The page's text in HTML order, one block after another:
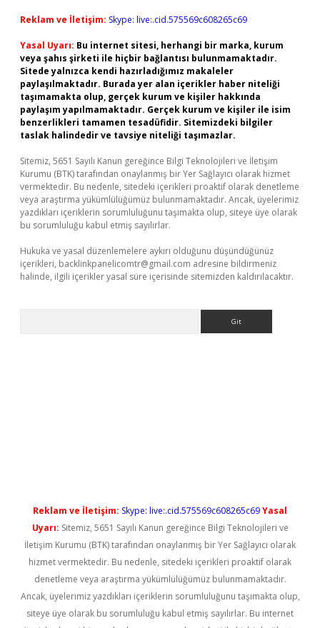
Reklam ve İletişim: Skype: live:.cid.575569c608265c69
Yasal Uyarı: Bu internet sitesi, herhangi bir marka, kurum
veya şahıs şirketi ile hiçbir bağlantısı bulunmamaktadır.
Sitede yalnızca kendi hazırladığımız makaleler
paylaşılmaktadır. Burada yer alan içerikler haber niteliği
taşımamakta olup, gerçek kurum ve kişiler hakkında
paylaşım yapılmamaktadır. Gerçek kurum ve kişiler ile isim
benzerlikleri tamamen tesadüfidir. Sitemizdeki bilgiler
taslak halindedir ve tavsiye niteliği taşımazlar.
Sitemiz, 5651 Sayılı Kanun gereğince Bilgi Teknolojileri ve İletişim
Kurumu (BTK) tarafından onaylanmış bir Yer Sağlayıcı olarak hizmet
vermektedir. Bu nedenle, sitedeki içerikleri proaktif olarak denetleme
veya araştırma yükümlülüğümüz bulunmamaktadır. Ancak, üyelerimiz
yazdıkları içeriklerin sorumluluğunu taşımakta olup, siteye üye olarak
bu sorumluluğu kabul etmiş sayılırlar.
Hukuka ve yasal düzenlemelere aykırı olduğunu düşündüğünüz
içerikleri, backlinkpanelicomtr@gmail.com adresine bildirmeniz
halinde, ilgili içerikler yasal süre içerisinde sitemizden kaldırılacaktır.
Reklam ve İletişim: Skype: live:.cid.575569c608265c69Yasal
Uyarı: Sitemiz, 5651 Sayılı Kanun gereğince Bilgi Teknolojileri ve
İletişim Kurumu (BTK) tarafından onaylanmış bir Yer Sağlayıcı olarak
hizmet vermektedir. Bu nedenle, sitedeki içerikleri proaktif olarak
denetleme veya araştırma yükümlülüğümüz bulunmamaktadır.
Ancak, üyelerimiz yazdıkları içeriklerin sorumluluğunu taşımakta olup,
siteye üye olarak bu sorumluluğu kabul etmiş sayılırlar. Bu internet